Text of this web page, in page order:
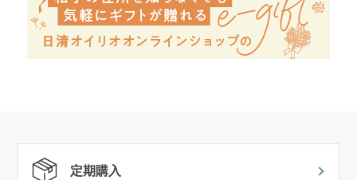
定期購入